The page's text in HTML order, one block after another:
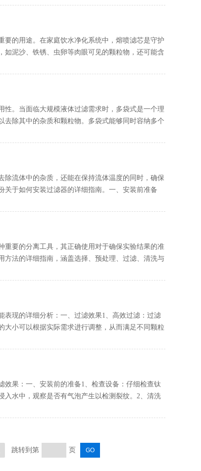
的用途。在家庭饮水净化系统中，熔喷滤芯是守护
泥沙、铁锈、虫卵等肉眼可见的颗粒物，还可能含
。当面临大规模液体过滤需求时，多袋式是一个理
除其中的杂质和颗粒物。多袋式能够同时容纳多个
流体中的杂质，还能在保持流体温度的同时，确保
于如何安装过滤器的详细指南。一、安装前准备
要的分离工具，其正确使用对于确保实验结果的准
法的详细指南，涵盖选择、预处理、过滤、清洗与
现的详细分析：一、过滤效果1、高效过滤：过滤
小可以根据实际需求进行调整，从而满足不同颗粒
果：一、安装前的准备1、检查设备：仔细检查钛
水中，观察是否有气泡产生以检测裂纹。2、清洗
跳转到第 页